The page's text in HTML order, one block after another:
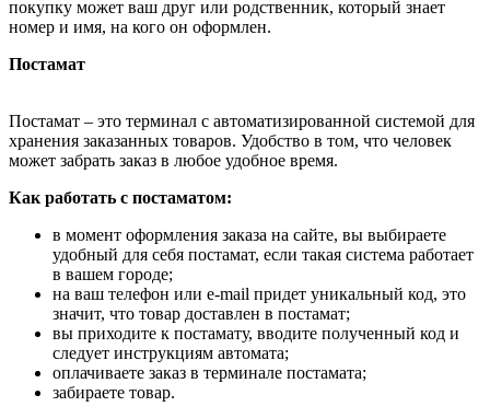
покупку может ваш друг или родственник, который знает
номер и имя, на кого он оформлен.
Постамат
Постамат – это терминал с автоматизированной системой для
хранения заказанных товаров. Удобство в том, что человек
может забрать заказ в любое удобное время.
Как работать с постаматом:
в момент оформления заказа на сайте, вы выбираете
удобный для себя постамат, если такая система работает
в вашем городе;
на ваш телефон или e-mail придет уникальный код, это
значит, что товар доставлен в постамат;
вы приходите к постамату, вводите полученный код и
следует инструкциям автомата;
оплачиваете заказ в терминале постамата;
забираете товар.